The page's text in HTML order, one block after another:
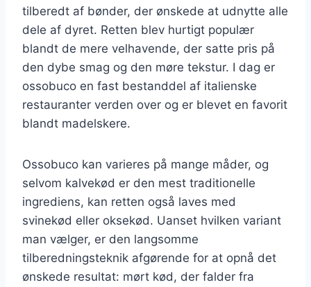
tilberedt af bønder, der ønskede at udnytte alle
dele af dyret. Retten blev hurtigt populær
blandt de mere velhavende, der satte pris på
den dybe smag og den møre tekstur. I dag er
ossobuco en fast bestanddel af italienske
restauranter verden over og er blevet en favorit
blandt madelskere.
Ossobuco kan varieres på mange måder, og
selvom kalvekød er den mest traditionelle
ingrediens, kan retten også laves med
svinekød eller oksekød. Uanset hvilken variant
man vælger, er den langsomme
tilberedningsteknik afgørende for at opnå det
ønskede resultat: mørt kød, der falder fra